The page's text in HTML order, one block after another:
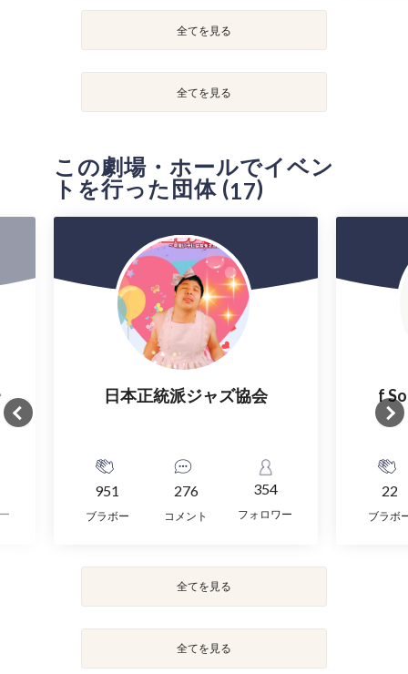
全てを見る
全てを見る
この劇場・ホールでイベン
トを行った団体 (17)
日本正統派ジャズ協会
951
ブラボー
276
コメント
354
フォロワー
f
22
ブラボ
全てを見る
全てを見る